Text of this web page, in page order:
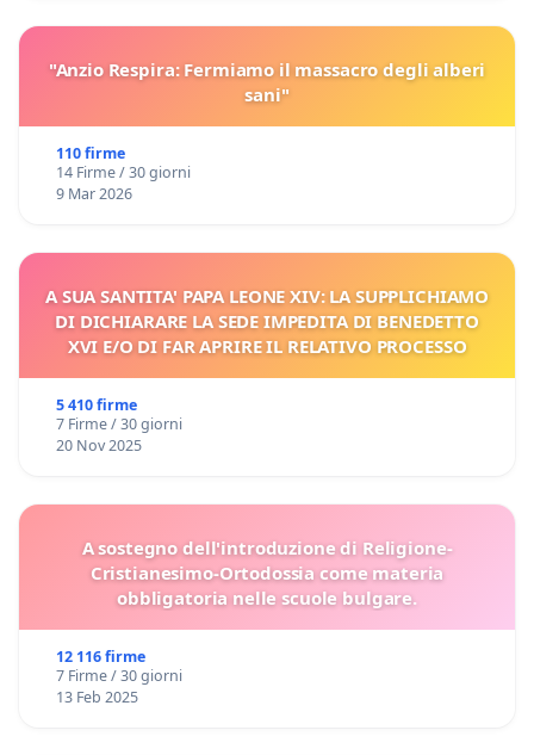
"Anzio Respira: Fermiamo il massacro degli alberi
sani"
110 firme
14 Firme / 30 giorni
9 Mar 2026
A SUA SANTITA' PAPA LEONE XIV: LA SUPPLICHIAMO
DI DICHIARARE LA SEDE IMPEDITA DI BENEDETTO
XVI E/O DI FAR APRIRE IL RELATIVO PROCESSO
5 410 firme
7 Firme / 30 giorni
20 Nov 2025
A sostegno dell'introduzione di Religione-
Cristianesimo-Ortodossia come materia
obbligatoria nelle scuole bulgare.
12 116 firme
7 Firme / 30 giorni
13 Feb 2025